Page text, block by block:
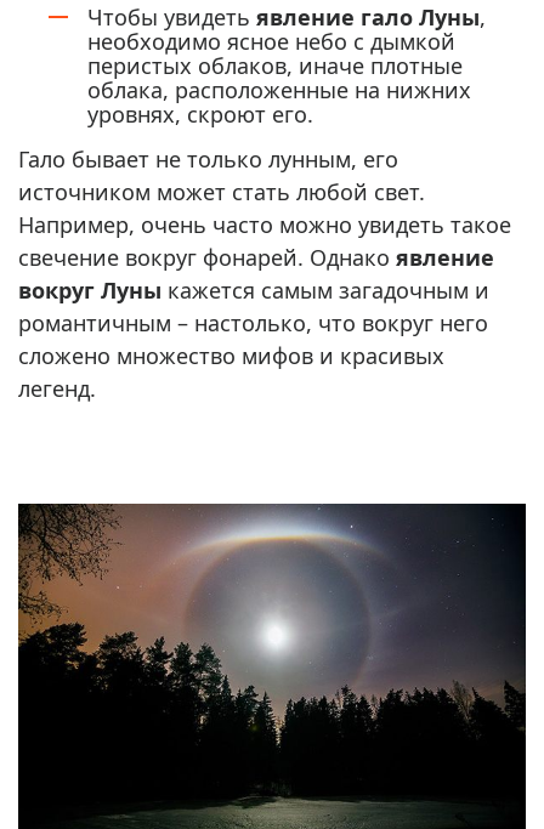
Чтобы увидеть явление гало Луны,
необходимо ясное небо с дымкой
перистых облаков, иначе плотные
облака, расположенные на нижних
уровнях, скроют его.
Гало бывает не только лунным, его
источником может стать любой свет.
Например, очень часто можно увидеть такое
свечение вокруг фонарей. Однако явление
вокруг Луны кажется самым загадочным и
романтичным – настолько, что вокруг него
сложено множество мифов и красивых
легенд.